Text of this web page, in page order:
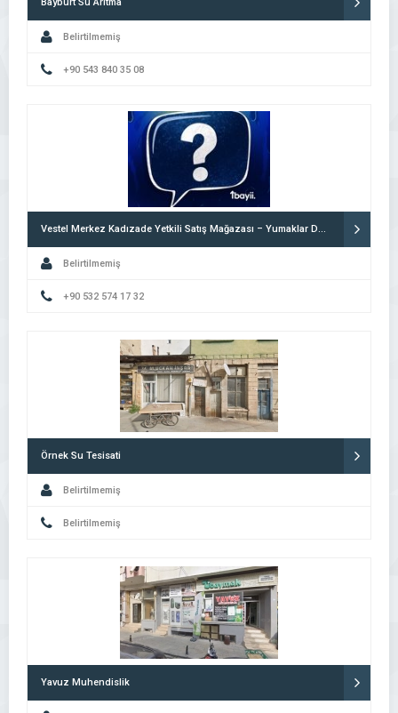
Belirtilmemiş
+90 543 840 35 08
Vestel Merkez Kadızade Yetkili Satış Mağazası – Yumaklar DTM
Belirtilmemiş
+90 532 574 17 32
Örnek Su Tesisati
Belirtilmemiş
Belirtilmemiş
Yavuz Muhendislik